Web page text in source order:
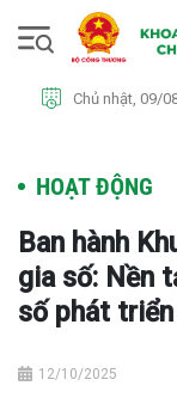
Chủ nhật, 09/
HOẠT ĐỘNG
Ban hành
gia số: Nền
số phát triển
12/10/2025